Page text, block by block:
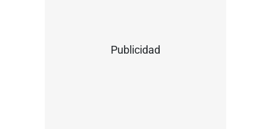
Publicidad